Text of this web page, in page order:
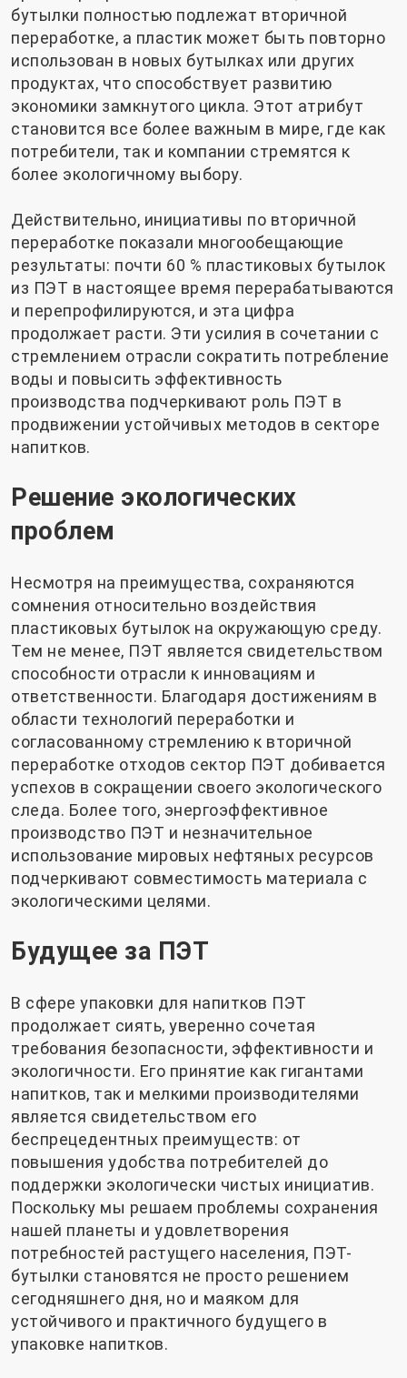
бутылки полностью подлежат вторичной
переработке, а пластик может быть повторно
использован в новых бутылках или других
продуктах, что способствует развитию
экономики замкнутого цикла. Этот атрибут
становится все более важным в мире, где как
потребители, так и компании стремятся к
более экологичному выбору.
Действительно, инициативы по вторичной
переработке показали многообещающие
результаты: почти 60 % пластиковых бутылок
из ПЭТ в настоящее время перерабатываются
и перепрофилируются, и эта цифра
продолжает расти. Эти усилия в сочетании с
стремлением отрасли сократить потребление
воды и повысить эффективность
производства подчеркивают роль ПЭТ в
продвижении устойчивых методов в секторе
напитков.
Решение экологических
проблем
Несмотря на преимущества, сохраняются
сомнения относительно воздействия
пластиковых бутылок на окружающую среду.
Тем не менее, ПЭТ является свидетельством
способности отрасли к инновациям и
ответственности. Благодаря достижениям в
области технологий переработки и
согласованному стремлению к вторичной
переработке отходов сектор ПЭТ добивается
успехов в сокращении своего экологического
следа. Более того, энергоэффективное
производство ПЭТ и незначительное
использование мировых нефтяных ресурсов
подчеркивают совместимость материала с
экологическими целями.
Будущее за ПЭТ
В сфере упаковки для напитков ПЭТ
продолжает сиять, уверенно сочетая
требования безопасности, эффективности и
экологичности. Его принятие как гигантами
напитков, так и мелкими производителями
является свидетельством его
беспрецедентных преимуществ: от
повышения удобства потребителей до
поддержки экологически чистых инициатив.
Поскольку мы решаем проблемы сохранения
нашей планеты и удовлетворения
потребностей растущего населения, ПЭТ-
бутылки становятся не просто решением
сегодняшнего дня, но и маяком для
устойчивого и практичного будущего в
упаковке напитков.